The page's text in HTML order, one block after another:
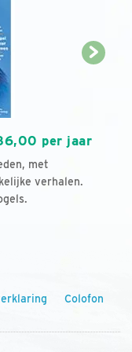
per jaar
met
verhalen.
Colofon